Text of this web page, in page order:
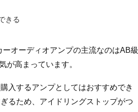
きる
オーディオアンプの主流なのはAB級
が高まっています。
入するアンプとしてはおすすめでき
るため、アイドリングストップがつ